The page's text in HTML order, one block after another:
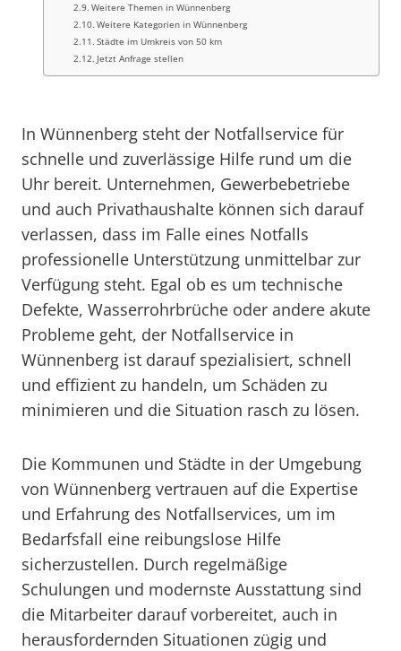
Weitere Themen in Wünnenberg
Weitere Kategorien in Wünnenberg
Städte im Umkreis von 50 km
Jetzt Anfrage stellen
In Wünnenberg steht der Notfallservice für
schnelle und zuverlässige Hilfe rund um die
Uhr bereit. Unternehmen, Gewerbebetriebe
und auch Privathaushalte können sich darauf
verlassen, dass im Falle eines Notfalls
professionelle Unterstützung unmittelbar zur
Verfügung steht. Egal ob es um technische
Defekte, Wasserrohrbrüche oder andere akute
Probleme geht, der Notfallservice in
Wünnenberg ist darauf spezialisiert, schnell
und effizient zu handeln, um Schäden zu
minimieren und die Situation rasch zu lösen.
Die Kommunen und Städte in der Umgebung
von Wünnenberg vertrauen auf die Expertise
und Erfahrung des Notfallservices, um im
Bedarfsfall eine reibungslose Hilfe
sicherzustellen. Durch regelmäßige
Schulungen und modernste Ausstattung sind
die Mitarbeiter darauf vorbereitet, auch in
herausfordernden Situationen zügig und